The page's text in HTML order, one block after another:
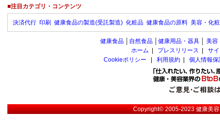
■注目カテゴリ・コンテンツ
決済代行 印刷 健康食品の製造(受託製造) 化粧品 健康食品の原料 美容・化
健康食品 自然食品 健康用品・器具 美容
ホーム
プレスリリース
サ
Cookieポリシー
利用規約 個人情報
Copyright© 2005-2023健康美